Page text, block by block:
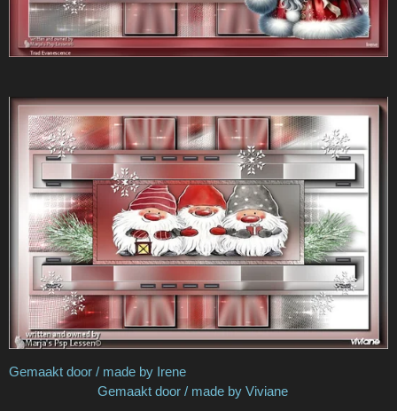
Gemaakt door / made by Irene
Gemaakt door / made by Viviane